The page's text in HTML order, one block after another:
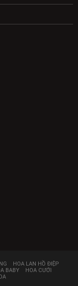
HOA LAN HỒ ĐIỆP
BABY
HOA CƯỚI